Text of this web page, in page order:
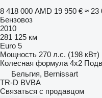
8 418 000 AMD 19 950 € ≈ 23
Бензовоз
2010
281 125 км
Euro 5
Мощность 270 л.с. (198 кВт)
Колесная формула 4x2
Бельгия, Bernissart
TR-D BVBA
Связаться с продавцом